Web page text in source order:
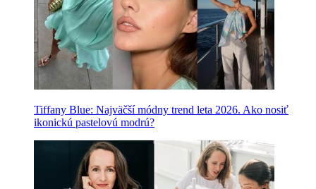
Tiffany Blue: Najväčší módny trend leta 2026. Ako nosiť
ikonickú pastelovú modrú?